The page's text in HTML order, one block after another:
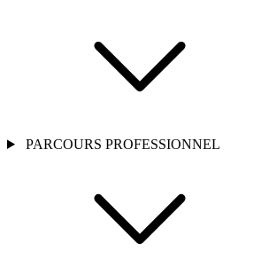
PARCOURS PROFESSIONNEL